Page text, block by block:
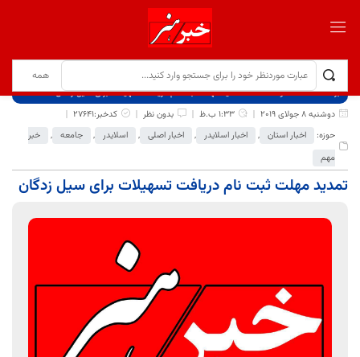
برگ نخست نوشته‌ها
تمدید مهلت ثبت نام دریافت تسهیلات برای سیل زدگان
دوشنبه 8 جولای 2019
1:33 ب.ظ بدون نظر
کدخبر:27641
حوزه:
اخبار استان , اخبار اسلایدر , اخبار اصلی , اسلایدر , جامعه ,
خبر
مهم
تمدید مهلت ثبت نام دریافت تسهیلات برای سیل زدگان